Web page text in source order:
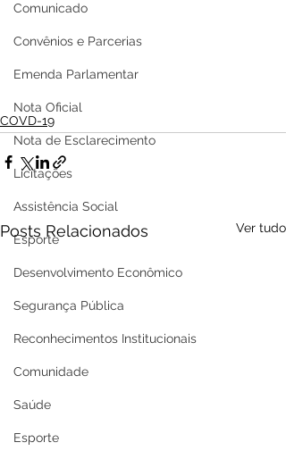
Comunicado
Convênios e Parcerias
Emenda Parlamentar
Nota Oficial
Nota de Esclarecimento
Licitações
Assistência Social
Esporte
Desenvolvimento Econômico
Segurança Pública
Reconhecimentos Institucionais
Comunidade
Saúde
Esporte
COVD-19
Posts Relacionados Ver tudo